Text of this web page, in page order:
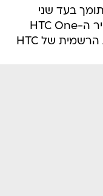
בעד שני
טרה-בייט בכרטיס מיקרו-SD. מחיר ה-HTC One
A9 אצל Touch Group, היבואנית הרשמית של HTC